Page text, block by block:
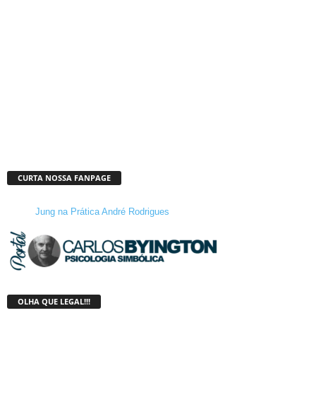
CURTA NOSSA FANPAGE
Jung na Prática André Rodrigues
OLHA QUE LEGAL!!!